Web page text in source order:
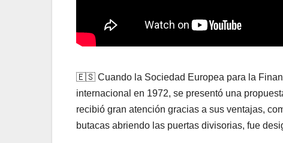
🇪🇸 Cuando la Sociedad Europea para la
internacional en 1972, se presentó una
recibió gran atención gracias a sus ventajas,
butacas abriendo las puertas divisorias, fue